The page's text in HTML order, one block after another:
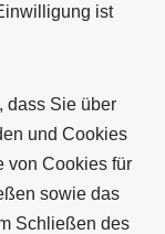
ist
dass Sie über
und Cookies
von Cookies für
sowie das
Schließen des